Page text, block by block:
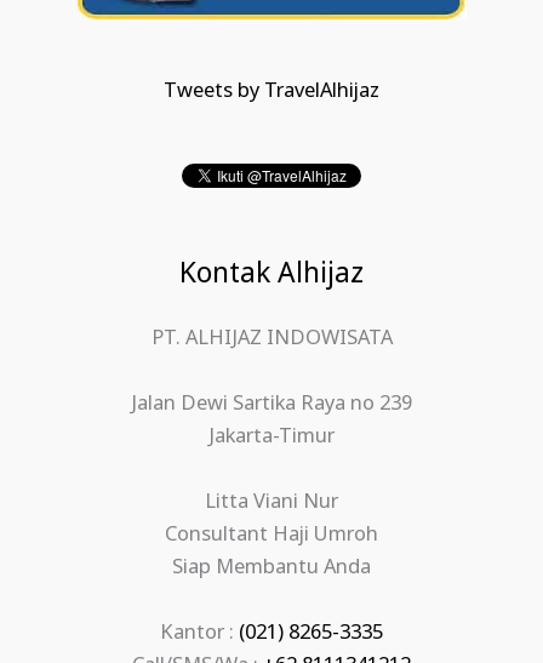
Tweets by TravelAlhijaz
Kontak Alhijaz
PT. ALHIJAZ INDOWISATA
Jalan Dewi Sartika Raya no 239
Jakarta-Timur
Litta Viani Nur
Consultant Haji Umroh
Siap Membantu Anda
Kantor : (021) 8265-3335